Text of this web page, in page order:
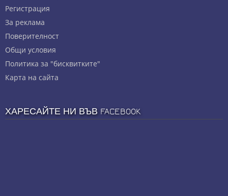
Регистрация
За реклама
Πoвepитeлнocт
Общи условия
Политика за "бисквитките"
Карта на сайта
ХАРЕСАЙТЕ НИ ВЪВ FACEBOOK